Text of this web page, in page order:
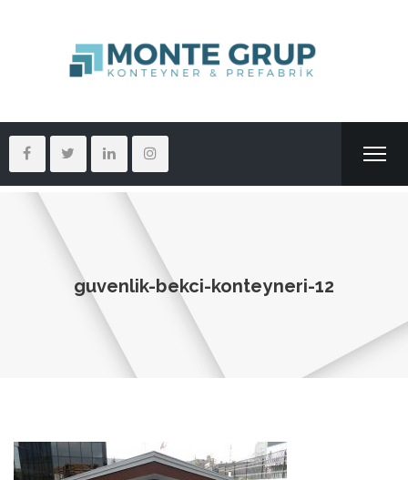
guvenlik-bekci-konteyneri-12